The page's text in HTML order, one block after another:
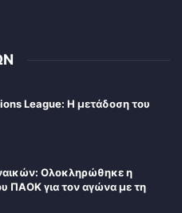
League: Η μετάδοση του
Ολοκληρώθηκε η
ΠΑΟΚ για τον αγώνα με τη